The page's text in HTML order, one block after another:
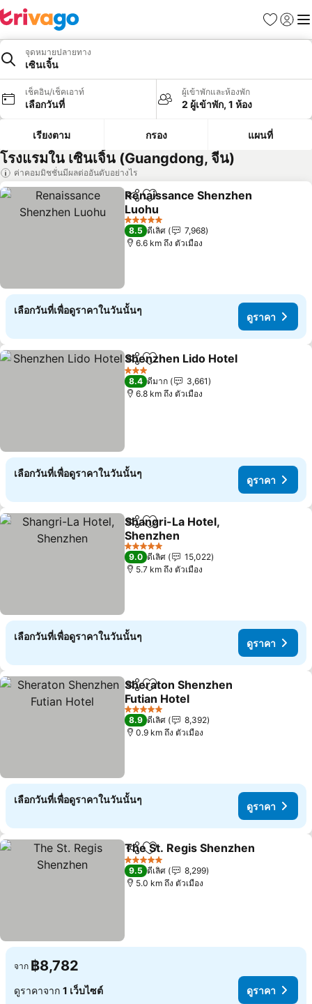
รายการโป
เข้าสู่ร
เมนู
จุดหมายปลายทาง
เซินเจิ้น
เช็คอิน/เช็คเอาท์
เลือกวันที่
ผู้เข้าพักและห้องพัก
2 ผู้เข้าพัก, 1 ห้อง
เรียงตาม กรอง แผนที่
โรงแรมใน เซินเจิ้น (Guangdong, จีน)
ค่าคอมมิชชั่นมีผลต่ออันดับอย่างไร
แชร์ เพิ่มในรายการโปรด
Renaissance Shenzhen
Luohu
ดูราคา
5 ดาว
8.5 ดีเลิศ
7,968
6.6 km ถึง ตัวเมือง
เลือกวันที่เพื่อดูราคาในวันนั้นๆ
ดูราคา
แชร์ เพิ่มในรายการโปรด
Shenzhen Lido Hotel
3 ดาว
8.4 ดีมาก
3,661
6.8 km ถึง ตัวเมือง
เลือกวันที่เพื่อดูราคาในวันนั้นๆ
ดูราคา
แชร์ เพิ่มในรายการโปรด
Shangri-La Hotel,
Shenzhen
ดูราคา
5 ดาว
9.0 ดีเลิศ
15,022
5.7 km ถึง ตัวเมือง
เลือกวันที่เพื่อดูราคาในวันนั้นๆ
ดูราคา
แชร์ เพิ่มในรายการโปรด
Sheraton Shenzhen
Futian Hotel
ดูราคา
5 ดาว
8.9 ดีเลิศ
8,392
0.9 km ถึง ตัวเมือง
เลือกวันที่เพื่อดูราคาในวันนั้นๆ
ดูราคา
แชร์ เพิ่มในรายการโปรด
The St. Regis Shenzhen
5 ดาว
9.5 ดีเลิศ
8,299
5.0 km ถึง ตัวเมือง
จาก ฿8,782
ดูราคาจาก 1 เว็บไซต์ ดูราคา